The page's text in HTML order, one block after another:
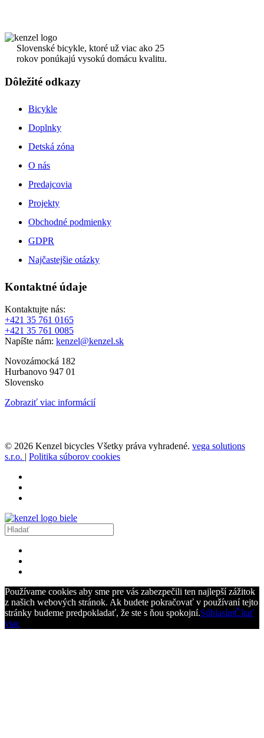
Slovenské bicykle, ktoré už viac ako 25
rokov ponúkajú vysokú domácu kvalitu.
Dôležité odkazy
Bicykle
Doplnky
Detská zóna
O nás
Predajcovia
Projekty
Obchodné podmienky
GDPR
Najčastejšie otázky
Kontaktné údaje
Kontaktujte nás:
+421 35 761 0165
+421 35 761 0085
Napíšte nám: kenzel@kenzel.sk
Novozámocká 182
Hurbanovo 947 01
Slovensko
Zobraziť viac informácií
© 2026 Kenzel bicycles Všetky práva vyhradené. vega solutions
s.r.o. | Politika súborov cookies
Používame cookies aby sme pre vás zabezpečili ten najlepší zážitok
z našich webových stránok. Ak budete pokračovať v používaní tejto
stránky budeme predpokladať, že ste s ňou spokojní.SúhlasímČítať
viac